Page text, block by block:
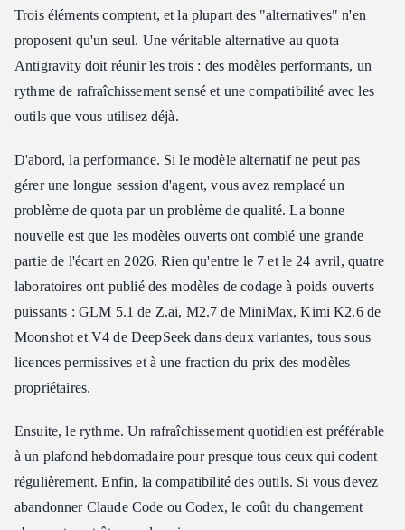
Trois éléments comptent, et la plupart des "alternatives" n'en
proposent qu'un seul. Une véritable alternative au quota
Antigravity doit réunir les trois : des modèles performants, un
rythme de rafraîchissement sensé et une compatibilité avec les
outils que vous utilisez déjà.
D'abord, la performance. Si le modèle alternatif ne peut pas
gérer une longue session d'agent, vous avez remplacé un
problème de quota par un problème de qualité. La bonne
nouvelle est que les modèles ouverts ont comblé une grande
partie de l'écart en 2026. Rien qu'entre le 7 et le 24 avril, quatre
laboratoires ont publié des modèles de codage à poids ouverts
puissants : GLM 5.1 de Z.ai, M2.7 de MiniMax, Kimi K2.6 de
Moonshot et V4 de DeepSeek dans deux variantes, tous sous
licences permissives et à une fraction du prix des modèles
propriétaires.
Ensuite, le rythme. Un rafraîchissement quotidien est préférable
à un plafond hebdomadaire pour presque tous ceux qui codent
régulièrement. Enfin, la compatibilité des outils. Si vous devez
abandonner Claude Code ou Codex, le coût du changement